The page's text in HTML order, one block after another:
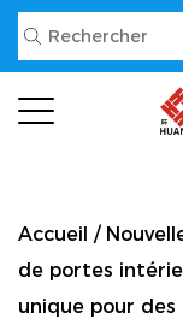
Accueil /
de portes
unique pour